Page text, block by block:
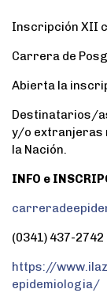
c
o
k
i
e
a
A
p
Inscripción XII
Carrera de
Abierta la
Destinatarios/
y/o extranjeras
la Nación.
INFO e
(0341) 437-2742
https://
epidemiologia/